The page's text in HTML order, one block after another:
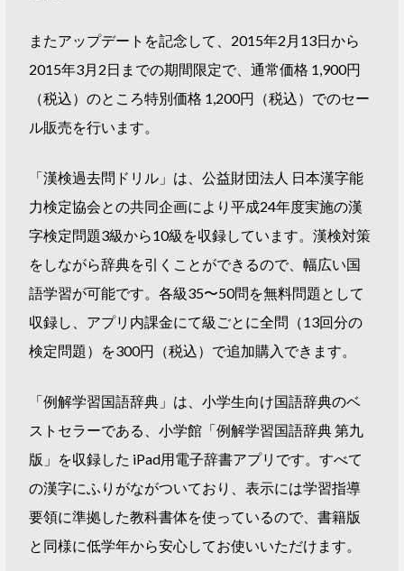
またアップデートを記念して、2015年2月13日から
2015年3月2日までの期間限定で、通常価格 1,900円
（税込）のところ特別価格 1,200円（税込）でのセー
ル販売を行います。
「漢検過去問ドリル」は、公益財団法人 日本漢字能
力検定協会との共同企画により平成24年度実施の漢
字検定問題3級から10級を収録しています。漢検対策
をしながら辞典を引くことができるので、幅広い国
語学習が可能です。各級35〜50問を無料問題として
収録し、アプリ内課金にて級ごとに全問（13回分の
検定問題）を300円（税込）で追加購入できます。
「例解学習国語辞典」は、小学生向け国語辞典のベ
ストセラーである、小学館「例解学習国語辞典 第九
版」を収録した iPad用電子辞書アプリです。すべて
の漢字にふりがながついており、表示には学習指導
要領に準拠した教科書体を使っているので、書籍版
と同様に低学年から安心してお使いいただけます。